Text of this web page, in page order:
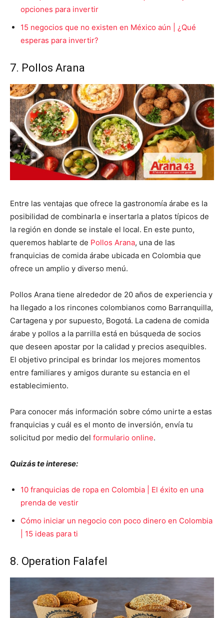
opciones para invertir
15 negocios que no existen en México aún | ¿Qué
esperas para invertir?
7. Pollos Arana
Entre las ventajas que ofrece la gastronomía árabe es la
posibilidad de combinarla e insertarla a platos típicos de
la región en donde se instale el local. En este punto,
queremos hablarte de Pollos Arana, una de las
franquicias de comida árabe ubicada en Colombia que
ofrece un amplio y diverso menú.
Pollos Arana tiene alrededor de 20 años de experiencia y
ha llegado a los rincones colombianos como Barranquilla,
Cartagena y por supuesto, Bogotá. La cadena de comida
árabe y pollos a la parrilla está en búsqueda de socios
que deseen apostar por la calidad y precios asequibles.
El objetivo principal es brindar los mejores momentos
entre familiares y amigos durante su estancia en el
establecimiento.
Para conocer más información sobre cómo unirte a estas
franquicias y cuál es el monto de inversión, envía tu
solicitud por medio del formulario online.
Quizás te interese:
10 franquicias de ropa en Colombia | El éxito en una
prenda de vestir
Cómo iniciar un negocio con poco dinero en Colombia
| 15 ideas para ti
8. Operation Falafel